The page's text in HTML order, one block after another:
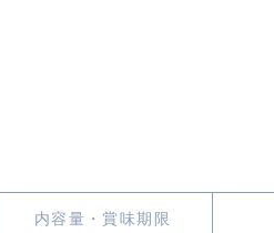
内容量・賞味期限